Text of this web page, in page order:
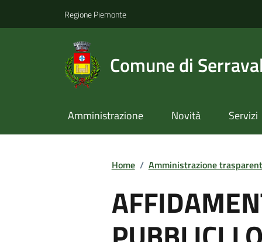
Regione Piemonte
Comune di
Amministrazione Novità Servizi
Home / Amministrazione